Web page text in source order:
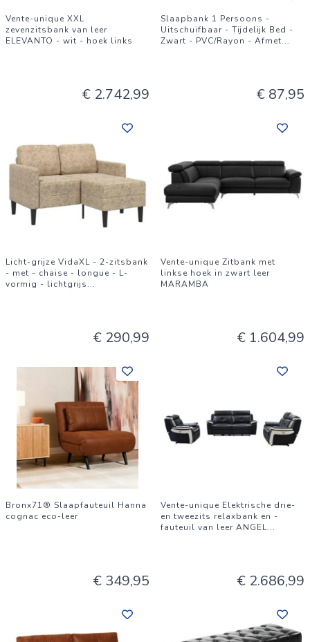
Vente-unique XXL
zevenzitsbank van leer
ELEVANTO - wit - hoek links
€ 2.742,99
Slaapbank 1 Persoons -
Uitschuifbaar - Tijdelijk Bed -
Zwart - PVC/Rayon - Afmet...
€ 87,95
Licht-grijze VidaXL - 2-zitsbank
- met - chaise - longue - L-
vormig - lichtgrijs...
€ 290,99
Vente-unique Zitbank met
linkse hoek in zwart leer
MARAMBA
€ 1.604,99
Bronx71® Slaapfauteuil Hanna
cognac eco-leer
€ 349,95
Vente-unique Elektrische drie-
en tweezits relaxbank en -
fauteuil van leer ANGEL...
€ 2.686,99